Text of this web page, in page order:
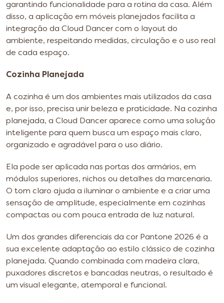
garantindo funcionalidade para a rotina da casa. Além
disso, a aplicação em móveis planejados facilita a
integração da Cloud Dancer com o layout do
ambiente, respeitando medidas, circulação e o uso real
de cada espaço.
Cozinha Planejada
A cozinha é um dos ambientes mais utilizados da casa
e, por isso, precisa unir beleza e praticidade. Na cozinha
planejada, a Cloud Dancer aparece como uma solução
inteligente para quem busca um espaço mais claro,
organizado e agradável para o uso diário.
Ela pode ser aplicada nas portas dos armários, em
módulos superiores, nichos ou detalhes da marcenaria.
O tom claro ajuda a iluminar o ambiente e a criar uma
sensação de amplitude, especialmente em cozinhas
compactas ou com pouca entrada de luz natural.
Um dos grandes diferenciais da cor Pantone 2026 é a
sua excelente adaptação ao estilo clássico de cozinha
planejada. Quando combinada com madeira clara,
puxadores discretos e bancadas neutras, o resultado é
um visual elegante, atemporal e funcional.